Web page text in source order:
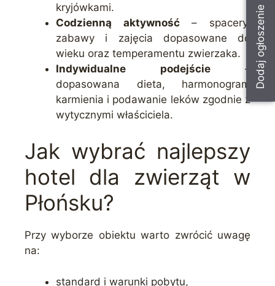
Dodaj ogłoszenie
kryjówkami.
Codzienną aktywność– spacery,
zabawy i zajęcia dopasowane do
wieku oraz temperamentu zwierzaka.
Indywidualne podejście–
dopasowana dieta, harmonogram
karmienia i podawanie leków zgodnie z
wytycznymi właściciela.
Jak wybrać najlepszy
hotel dla zwierząt w
Płońsku?
Przy wyborze obiektu warto zwrócić uwagę
na:
standard i warunki pobytu,